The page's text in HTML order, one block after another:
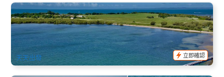
布里斯本河 & 摩頓灣 水上摩托車2小時探險 (英文) Brisbane
and Moreton Bay Jetski
758 已預訂
$350.00 $ 359.00
BNE02195
天天出發
立即確認